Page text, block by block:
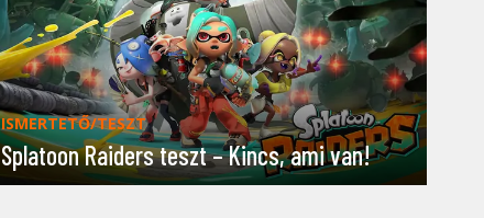
ISMERTETŐ/TESZT
Splatoon Raiders teszt – Kincs, ami van!